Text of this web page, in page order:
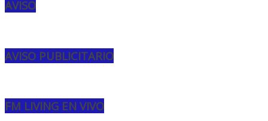
AVISO
AVISO PUBLICITARIO
FM LIVING EN VIVO